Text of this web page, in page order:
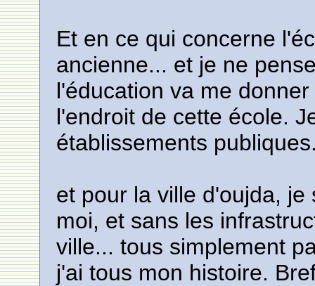
Et en ce qui concerne
ancienne... et je ne
l'éducation va me
l'endroit de cette école.
établissements
et pour la ville d'oujda,
moi, et sans les
ville... tous simplement
j'ai tous mon histoire.